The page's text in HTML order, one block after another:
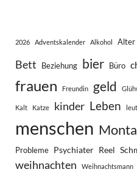
2026 Adventskalender Alkohol Alter
Bett
Beziehung bier Büro
frauen Freundin geld
Kalt Katze kinder Leben
menschen
Probleme Psychiater Reel
weihnachten
Weihnachtsmann